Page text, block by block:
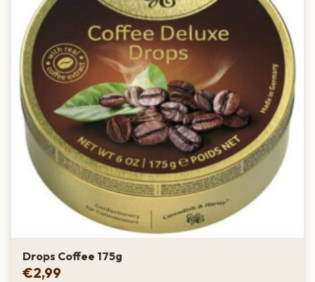
Drops Coffee 175g
€2,99